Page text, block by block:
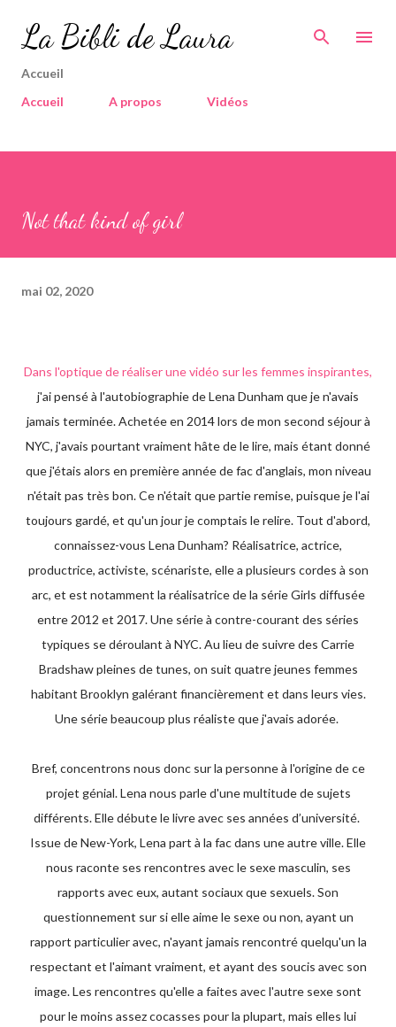
Accéder au contenu principal
La Bibli de Laura
Accueil
Accueil
A propos Vidéos
Not that kind of girl
mai 02, 2020
Dans l'optique de réaliser une vidéo sur les femmes inspirantes,
j'ai pensé à l'autobiographie de Lena Dunham que je n'avais
jamais terminée. Achetée en 2014 lors de mon second séjour à
NYC, j'avais pourtant vraiment hâte de le lire, mais étant donné
que j'étais alors en première année de fac d'anglais, mon niveau
n'était pas très bon. Ce n'était que partie remise, puisque je l'ai
toujours gardé, et qu'un jour je comptais le relire. Tout d'abord,
connaissez-vous Lena Dunham? Réalisatrice, actrice,
productrice, activiste, scénariste, elle a plusieurs cordes à son
arc, et est notamment la réalisatrice de la série Girls diffusée
entre 2012 et 2017. Une série à contre-courant des séries
typiques se déroulant à NYC. Au lieu de suivre des Carrie
Bradshaw pleines de tunes, on suit quatre jeunes femmes
habitant Brooklyn galérant financièrement et dans leurs vies.
Une série beaucoup plus réaliste que j'avais adorée.
Bref, concentrons nous donc sur la personne à l'origine de ce
projet génial. Lena nous parle d'une multitude de sujets
différents. Elle débute le livre avec ses années d’université.
Issue de New-York, Lena part à la fac dans une autre ville. Elle
nous raconte ses rencontres avec le sexe masculin, ses
rapports avec eux, autant sociaux que sexuels. Son
questionnement sur si elle aime le sexe ou non, ayant un
rapport particulier avec, n'ayant jamais rencontré quelqu'un la
respectant et l'aimant vraiment, et ayant des soucis avec son
image. Les rencontres qu'elle a faites avec l'autre sexe sont
pour le moins assez cocasses pour la plupart, mais elles lui